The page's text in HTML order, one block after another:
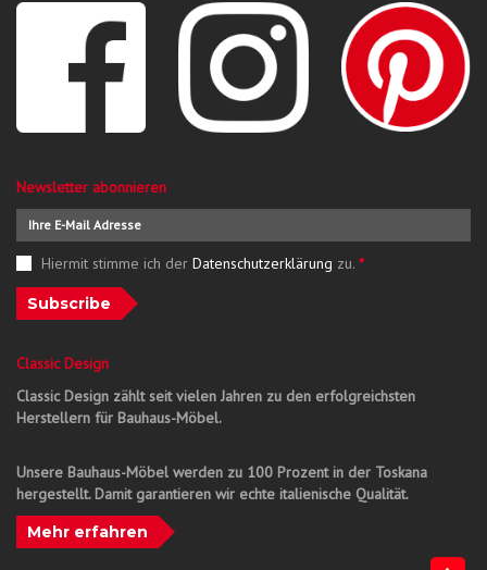
Newsletter abonnieren
Hiermit stimme ich der Datenschutzerklärung zu. *
Subscribe
Classic Design
Classic Design zählt seit vielen Jahren zu den erfolgreichsten
Herstellern für Bauhaus-Möbel.
Unsere Bauhaus-Möbel werden zu 100 Prozent in der Toskana
hergestellt. Damit garantieren wir echte italienische Qualität.
Mehr erfahren